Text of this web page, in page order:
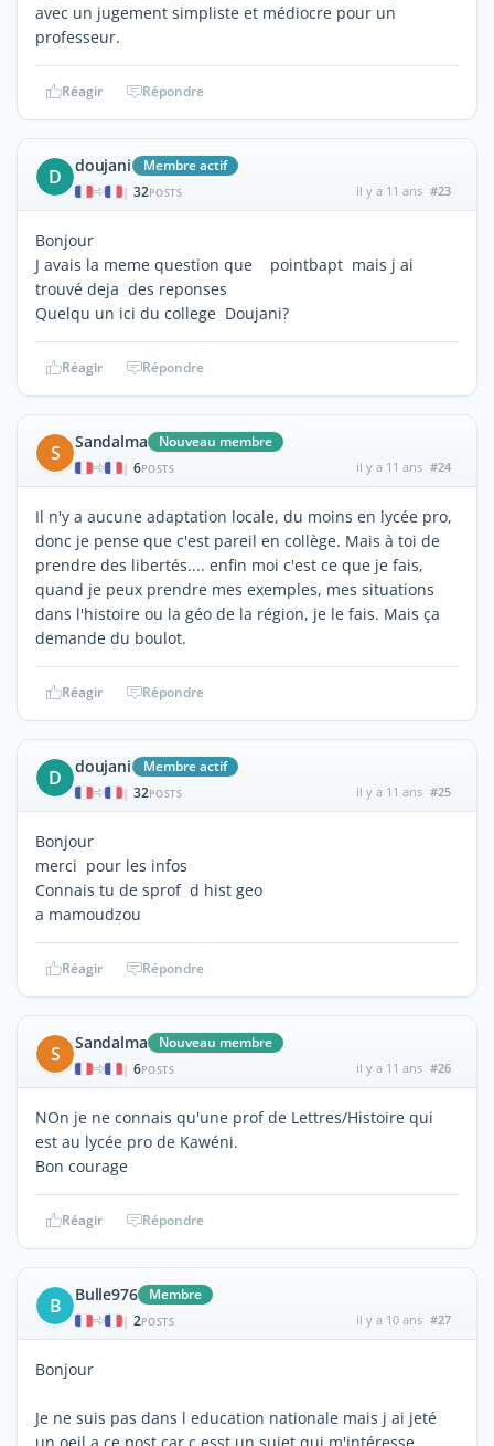
avec un jugement simpliste et médiocre pour un
professeur.
Réagir Répondre
D doujani Membre actif
| 32POSTS il y a 11 ans #23
Bonjour
J avais la meme question que pointbapt mais j ai
trouvé deja des reponses
Quelqu un ici du college Doujani?
Réagir Répondre
S Sandalma Nouveau membre
| 6POSTS il y a 11 ans #24
Il n'y a aucune adaptation locale, du moins en lycée pro,
donc je pense que c'est pareil en collège. Mais à toi de
prendre des libertés.... enfin moi c'est ce que je fais,
quand je peux prendre mes exemples, mes situations
dans l'histoire ou la géo de la région, je le fais. Mais ça
demande du boulot.
Réagir Répondre
D doujani Membre actif
| 32POSTS il y a 11 ans #25
Bonjour
merci pour les infos
Connais tu de sprof d hist geo
a mamoudzou
Réagir Répondre
S Sandalma Nouveau membre
| 6POSTS il y a 11 ans #26
NOn je ne connais qu'une prof de Lettres/Histoire qui
est au lycée pro de Kawéni.
Bon courage
Réagir Répondre
B Bulle976 Membre
| 2POSTS il y a 10 ans #27
Bonjour
Je ne suis pas dans l education nationale mais j ai jeté